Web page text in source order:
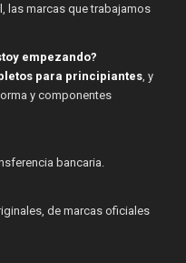
las marcas que trabajamos
empezando?
para principiantes, y
y componentes
bancaria.
de marcas oficiales